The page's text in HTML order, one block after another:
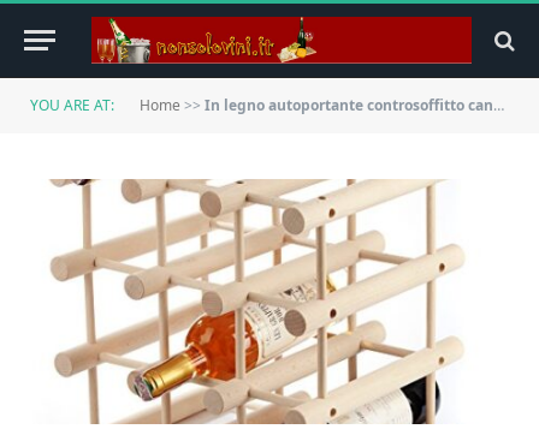
YOU ARE AT: Home >> In legno autoportante controsoffitto cantinetta per 12 bottiglie – modulare espandibile personalizzare come necessari – pratico per cucina o bar a casa Natural Wood